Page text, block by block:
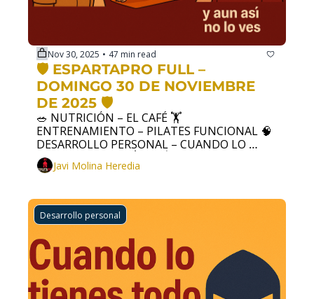
Nov 30, 2025 • 47 min read
🛡️ ESPARTAPRO FULL –
DOMINGO 30 DE NOVIEMBRE
DE 2025 🛡️
🥗 NUTRICIÓN – EL CAFÉ 🏋️
ENTRENAMIENTO – PILATES FUNCIONAL 🧠
DESARROLLO PERSONAL – CUANDO LO
TIENES TODO Y AÚN ASÍ NO LO VES.
Javi Molina Heredia
Desarrollo personal